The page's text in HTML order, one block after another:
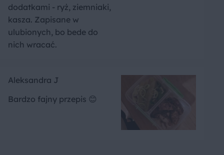
dodatkami - ryż, ziemniaki,
kasza. Zapisane w
ulubionych, bo bede do
nich wracać.
Aleksandra J
Bardzo fajny przepis 😊